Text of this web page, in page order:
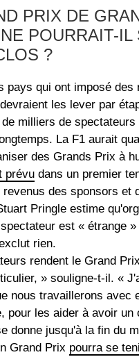
PRIX DE
POURRAIT-IL
?
pays qui ont imposé des
les lever par
milliers de spectateurs
La F1 aurait
des Grands Prix à
prévu dans un premier
revenus des sponsors et
Pringle estime
est « étrange
rien.
rendent le Grand
» souligne-t-il. «
nous travaillerons avec
pour les aider à avoir un
donne jusqu'à la fin du
Grand Prix pourra se